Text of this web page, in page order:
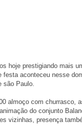
hoje prestigiando mais
aconteceu nesse
são Paulo.
almoço com churrasco,
do conjunto
vizinhas, presença